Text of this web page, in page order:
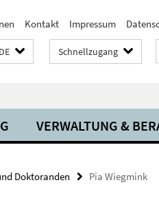
Kontakt Impressum
DE Schnellzugang
VERWALTUNG &
Doktoranden Pia Wiegmink